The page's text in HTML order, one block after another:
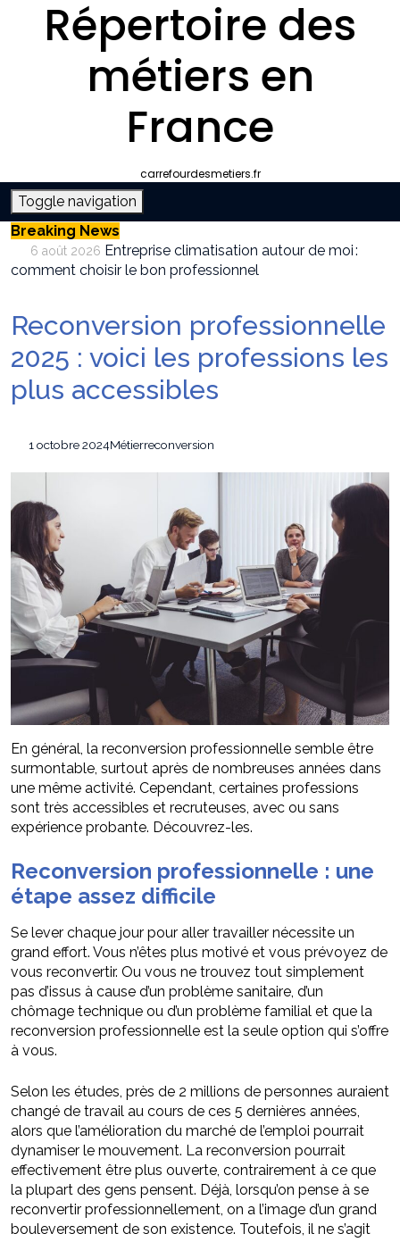
Répertoire des
métiers en
France
carrefourdesmetiers.fr
Toggle navigation
Breaking News
6 août 2026 Entreprise climatisation autour de moi :
comment choisir le bon professionnel
28 juillet 2026 SEO et IA : Comment optimiser votre site
pour apparaître dans les moteurs IA
22 juillet 2026 Stratégies invisibles pour conquérir votre
marché
6 août 2026 Burn out en entreprise : comment les
conflits au travail affectent-ils les salariés ?
Reconversion professionnelle
2025 : voici les professions les
plus accessibles
1 octobre 2024Métierreconversion
En général, la reconversion professionnelle semble être
surmontable, surtout après de nombreuses années dans
une même activité. Cependant, certaines professions
sont très accessibles et recruteuses, avec ou sans
expérience probante. Découvrez-les.
Reconversion professionnelle : une
étape assez difficile
Se lever chaque jour pour aller travailler nécessite un
grand effort. Vous n’êtes plus motivé et vous prévoyez de
vous reconvertir. Ou vous ne trouvez tout simplement
pas d’issus à cause d’un problème sanitaire, d’un
chômage technique ou d’un problème familial et que la
reconversion professionnelle est la seule option qui s’offre
à vous.
Selon les études, près de 2 millions de personnes auraient
changé de travail au cours de ces 5 dernières années,
alors que l’amélioration du marché de l’emploi pourrait
dynamiser le mouvement. La reconversion pourrait
effectivement être plus ouverte, contrairement à ce que
la plupart des gens pensent. Déjà, lorsqu’on pense à se
reconvertir professionnellement, on a l’image d’un grand
bouleversement de son existence. Toutefois, il ne s’agit